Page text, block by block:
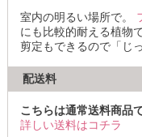
室内の明るい場所で。
にも比較的耐える植物で
剪定もできるので「じ
配送料
こちらは通常送料商品で
詳しい送料はコチラ